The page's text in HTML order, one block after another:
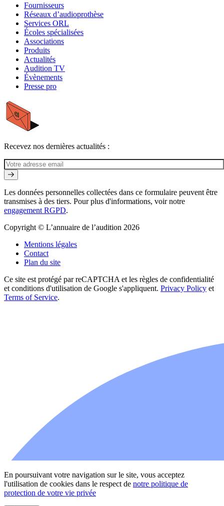
Fournisseurs
Réseaux d’audioprothèse
Services ORL
Écoles spécialisées
Associations
Produits
Actualités
Audition TV
Évènements
Presse pro
Recevez nos dernières actualités :
Les données personnelles collectées dans ce formulaire peuvent être
transmises à des tiers. Pour plus d'informations, voir notre
engagement RGPD.
Copyright © L’annuaire de l’audition 2026
Mentions légales
Contact
Plan du site
Ce site est protégé par reCAPTCHA et les règles de confidentialité
et conditions d'utilisation de Google s'appliquent. Privacy Policy et
Terms of Service.
En poursuivant votre navigation sur le site, vous acceptez
l'utilisation de cookies dans le respect de notre politique de
protection de votre vie privée